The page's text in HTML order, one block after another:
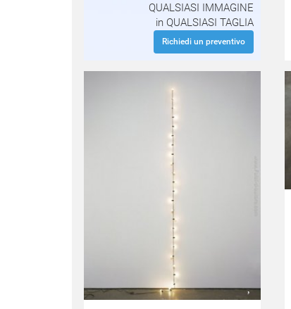
QUALSIASI IMMAGINE
in QUALSIASI TAGLIA
Richiedi un preventivo